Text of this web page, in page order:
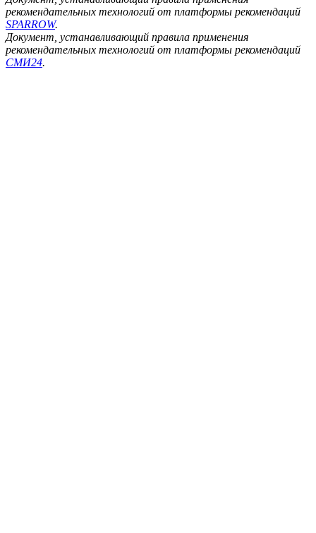
рекомендательных технологий от платформы рекомендаций
SPARROW.
Документ, устанавливающий правила применения
рекомендательных технологий от платформы рекомендаций
СМИ24.